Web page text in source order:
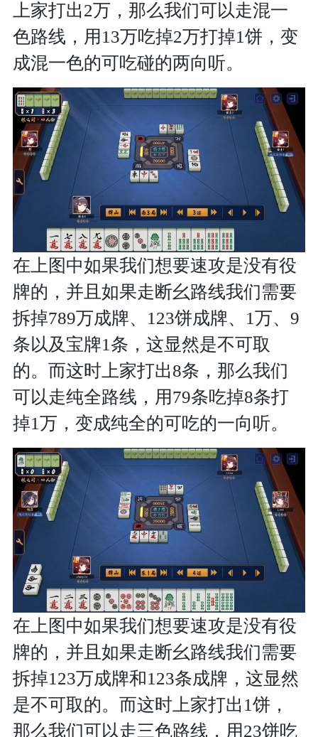
上家打出2万，那么我们可以走混一
色路线，用13万吃掉2万打掉1饼，变
成混一色的可吃碰的两向听。
在上图中如果我们想要速攻是没有役
牌的，并且如果走断幺路线我们需要
拆掉789万成牌、123饼成牌、1万、9
条以及宝牌1条，这显然是不可取
的。而这时上家打出8条，那么我们
可以走纯全路线，用79条吃掉8条打
掉1万，变成纯全的可吃的一向听。
在上图中如果我们想要速攻是没有役
牌的，并且如果走断幺路线我们需要
拆掉123万成牌和123条成牌，这显然
是不可取的。而这时上家打出1饼，
那么我们可以走三色路线，用23饼吃